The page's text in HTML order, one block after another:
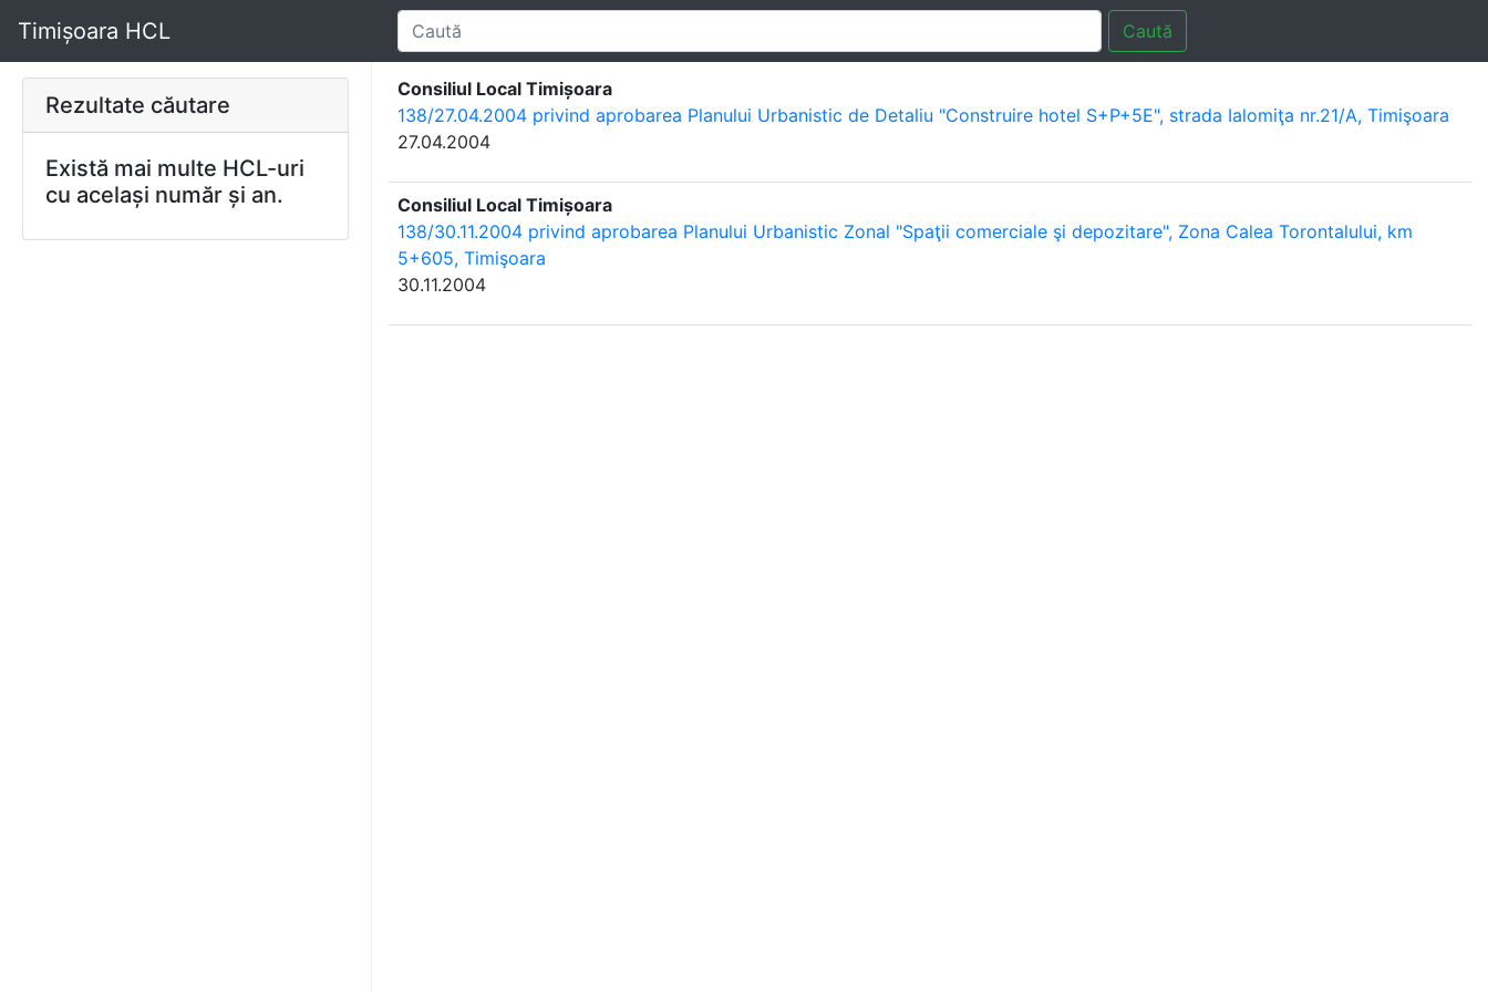
Timișoara HCL Caută
Rezultate căutare
Există mai multe HCL-uri
cu același număr și an.
Consiliul Local Timișoara
138/27.04.2004 privind aprobarea Planului Urbanistic de Detaliu "Construire hotel S+P+5E", strada Ialomiţa nr.21/A, Timişoara
27.04.2004
Consiliul Local Timișoara
138/30.11.2004 privind aprobarea Planului Urbanistic Zonal "Spaţii comerciale şi depozitare", Zona Calea Torontalului, km
5+605, Timişoara
30.11.2004